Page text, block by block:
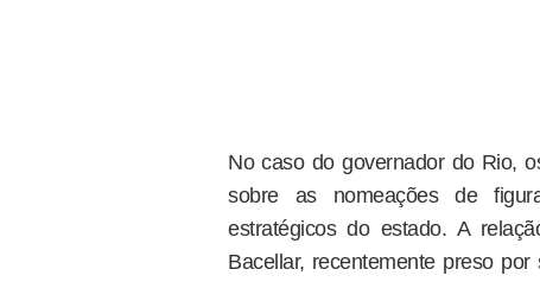
No caso do governador do Rio,
sobre as nomeações de
estratégicos do estado. A
Bacellar, recentemente preso